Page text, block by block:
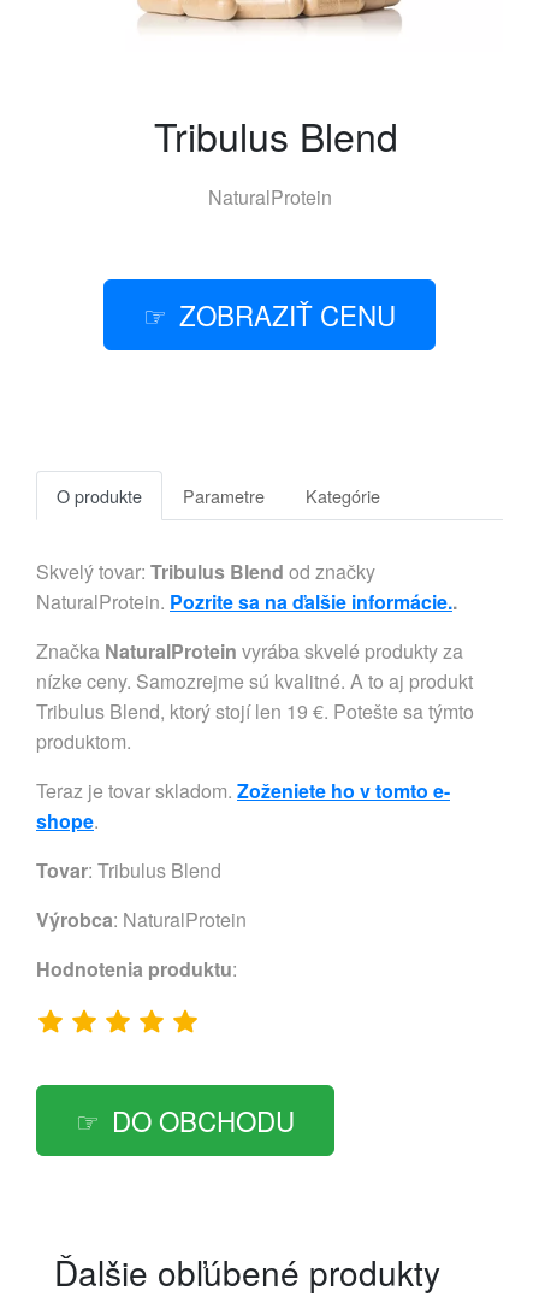
Tribulus Blend
NaturalProtein
ZOBRAZIŤ CENU
O produkte Parametre Kategórie
Skvelý tovar: Tribulus Blend od značky
NaturalProtein. Pozrite sa na ďalšie informácie..
Značka NaturalProtein vyrába skvelé produkty za
nízke ceny. Samozrejme sú kvalitné. A to aj produkt
Tribulus Blend, ktorý stojí len 19 €. Potešte sa týmto
produktom.
Teraz je tovar skladom. Zoženiete ho v tomto e-
shope.
Tovar: Tribulus Blend
Výrobca: NaturalProtein
Hodnotenia produktu:
DO OBCHODU
Ďalšie obľúbené produkty